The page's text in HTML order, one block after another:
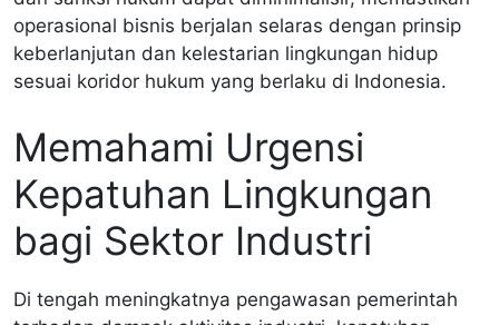
operasional bisnis berjalan selaras dengan prinsip
keberlanjutan dan kelestarian lingkungan hidup
sesuai koridor hukum yang berlaku di Indonesia.
Memahami Urgensi
Kepatuhan Lingkungan
bagi Sektor Industri
Di tengah meningkatnya pengawasan pemerintah